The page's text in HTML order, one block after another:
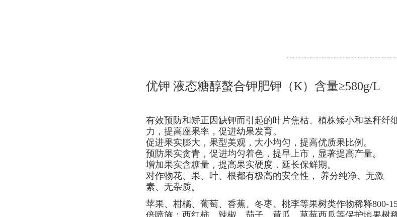
优钾 液态糖醇螯合钾肥钾（K）含量≥580g/L
有效预防和矫正因缺钾而引起的叶片焦枯、植株矮小和茎秆
力，提高座果率，促进幼果发育。
促进果实膨大，果型美观，大小均匀，提高优质果比例。
预防果实贪青，促进均匀着色，提早上市，显著提高产量。
增加果实含糖量，提高果实硬度，延长保鲜期。
对作物花、果、叶、根都有极高的安全性， 养分纯净、无激
素、无杂质。
苹果、柑橘、葡萄、香蕉、冬枣、桃李等果树类作物稀释800-
倍喷施；西红柿、辣椒、茄子、黄瓜、草莓西瓜等保护地果树